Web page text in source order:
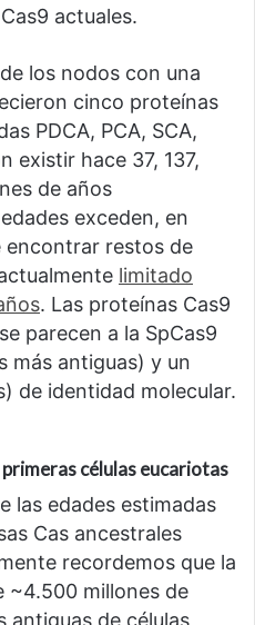
actuales.
los nodos con una
cinco proteínas
PDCA, PCA, SCA,
existir hace 37, 137,
de años
exceden, en
encontrar restos de
limitado
. Las proteínas Cas9
parecen a la SpCas9
más antiguas) y un
de identidad molecular.
células eucariotas
las edades estimadas
Cas ancestrales
recordemos que la
~4.500 millones de
antiguas de células